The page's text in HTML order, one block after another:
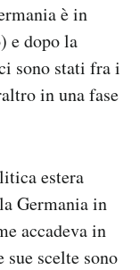
è in
e dopo la
sono stati fra i
in una fase
estera
Germania in
accadeva in
scelte sono